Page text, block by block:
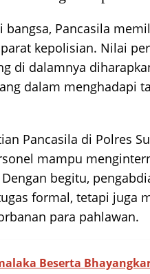
bangsa, Pancasila
kepolisian. Nilai
di dalamnya
dalam menghadapi
Pancasila di Polres
mampu
begitu,
formal, tetapi juga
para pahlawan.
Beserta